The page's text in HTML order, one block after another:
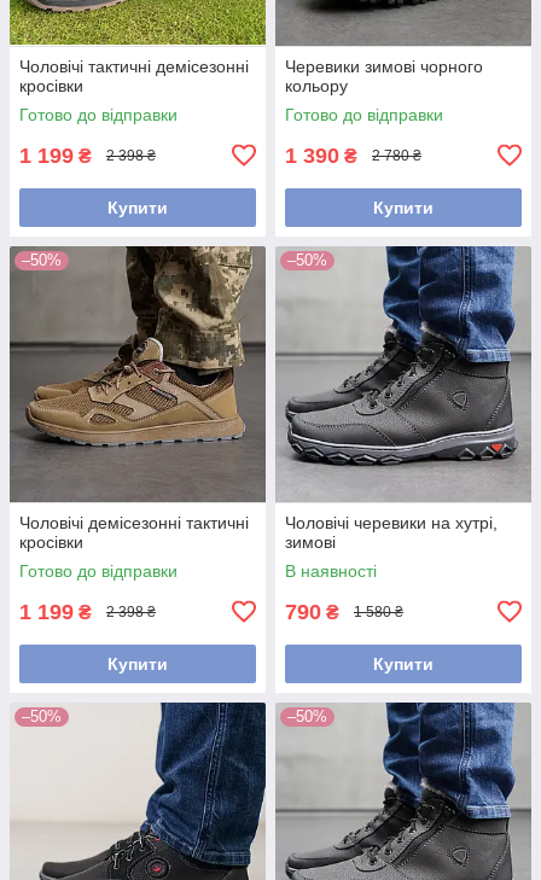
Чоловічі тактичні демісезонні
кросівки
Готово до відправки
1 199 ₴ 2 398 ₴
Купити
Черевики зимові чорного
кольору
Готово до відправки
1 390 ₴ 2 780 ₴
Купити
–50%
Чоловічі демісезонні тактичні
кросівки
Готово до відправки
1 199 ₴ 2 398 ₴
Купити
–50%
Чоловічі черевики на хутрі,
зимові
В наявності
790 ₴ 1 580 ₴
Купити
–50% –50%